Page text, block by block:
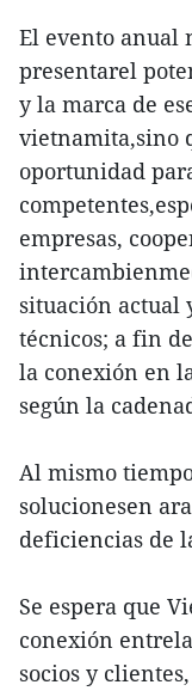
El evento anual
presentarel
y la marca de
vietnamita,sino
oportunidad
empresas,
situación actual
técnicos; a fin
la conexión en
según la
Al mismo
solucionesen
deficiencias de
Se espera que
conexión
socios y